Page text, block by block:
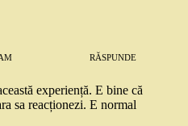
RĂSPUNDE
experiență. E bine că
sa reacționezi. E normal